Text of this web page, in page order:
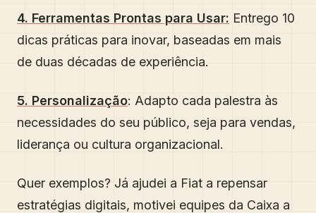
4. Ferramentas Prontas para Usar: Entrego 10
dicas práticas para inovar, baseadas em mais
de duas décadas de experiência.
5. Personalização: Adapto cada palestra às
necessidades do seu público, seja para vendas,
liderança ou cultura organizacional.
Quer exemplos? Já ajudei a Fiat a repensar
estratégias digitais, motivei equipes da Caixa a